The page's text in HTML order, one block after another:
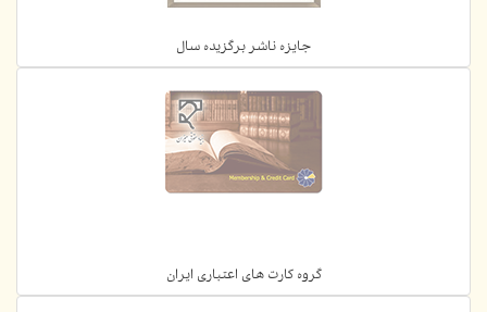
جایزه ناشر برگزیده سال
گروه کارت های اعتباری ایران